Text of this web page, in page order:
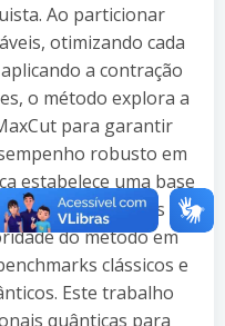
Ao particionar
otimizando cada
a contração
o método explora a
para garantir
robusto em
estabelece uma base
as avaliações
do método em
clássicos e
Este trabalho
quânticas para